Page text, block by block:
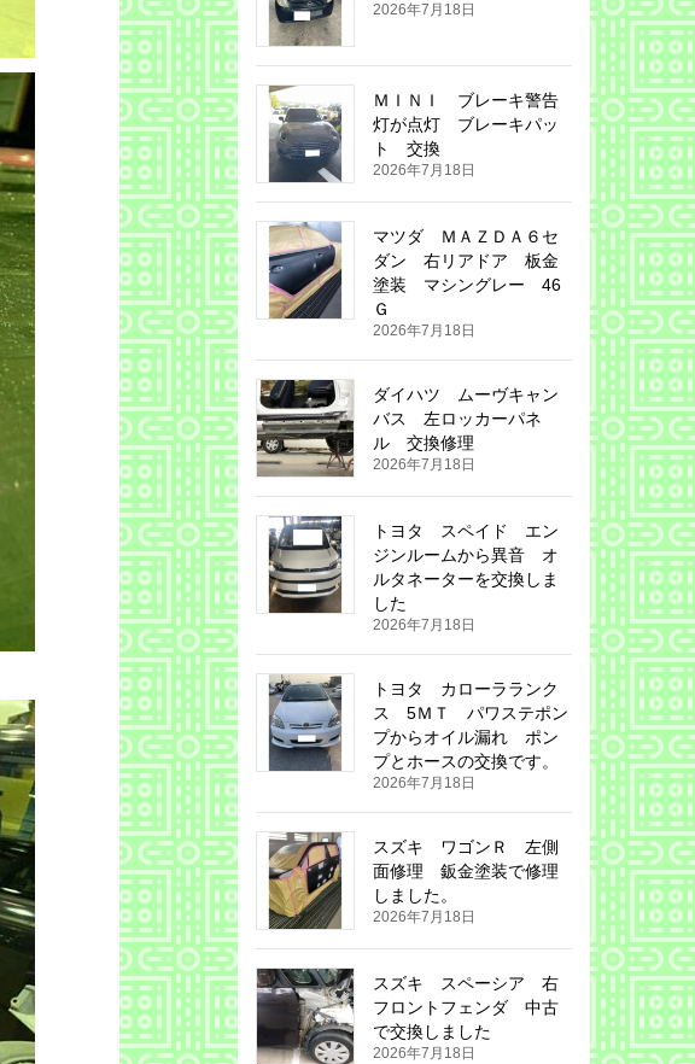
2026年7月18日
ＭＩＮＩ ブレーキ警告
灯が点灯 ブレーキパッ
ト 交換
2026年7月18日
マツダ ＭＡＺＤＡ６セ
ダン 右リアドア 板金
塗装 マシングレー 46
Ｇ
2026年7月18日
ダイハツ ムーヴキャン
バス 左ロッカーパネ
ル 交換修理
2026年7月18日
トヨタ スペイド エン
ジンルームから異音 オ
ルタネーターを交換しま
した
2026年7月18日
トヨタ カローラランク
ス 5ＭＴ パワステポン
プからオイル漏れ ポン
プとホースの交換です。
2026年7月18日
スズキ ワゴンＲ 左側
面修理 鈑金塗装で修理
しました。
2026年7月18日
スズキ スペーシア 右
フロントフェンダ 中古
で交換しました
2026年7月18日